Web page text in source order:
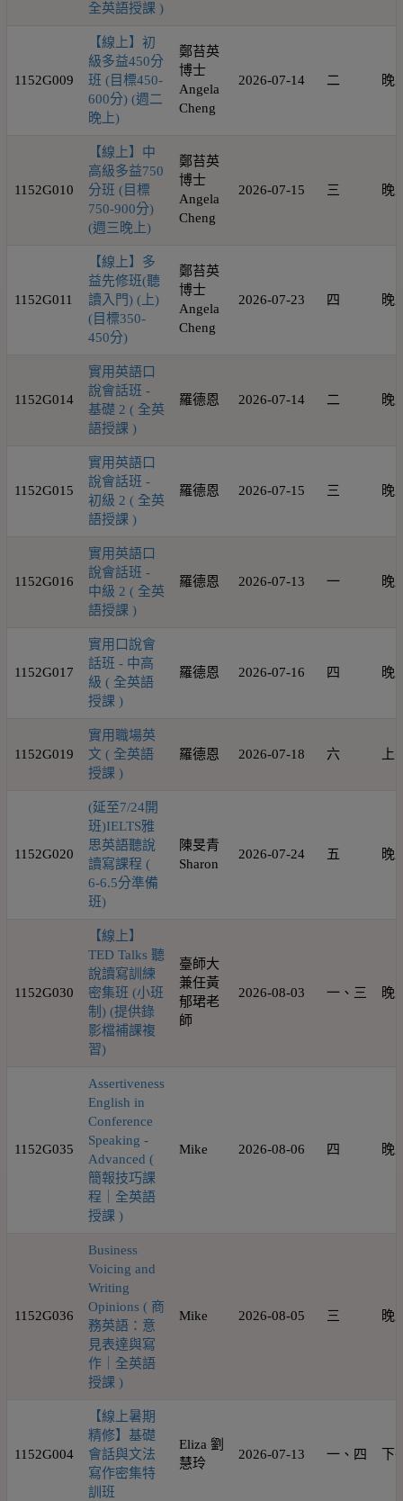
全英語授課 )
1152G009
【線上】初
級多益450分
班 (目標450-
600分) (週二
晚上)
鄭苔英
博士
Angela
Cheng
2026-07-14 二 晚
1152G010
【線上】中
高級多益750
分班 (目標
750-900分)
(週三晚上)
鄭苔英
博士
Angela
Cheng
2026-07-15 三 晚
1152G011
【線上】多
益先修班(聽
讀入門) (上)
(目標350-
450分)
鄭苔英
博士
Angela
Cheng
2026-07-23 四 晚
1152G014
實用英語口
說會話班 -
基礎 2 ( 全英
語授課 )
羅德恩 2026-07-14 二 晚
1152G015
實用英語口
說會話班 -
初級 2 ( 全英
語授課 )
羅德恩 2026-07-15 三 晚
1152G016
實用英語口
說會話班 -
中級 2 ( 全英
語授課 )
羅德恩 2026-07-13 一 晚
1152G017
實用口說會
話班 - 中高
級 ( 全英語
授課 )
羅德恩 2026-07-16 四 晚
1152G019
實用職場英
文 ( 全英語
授課 )
羅德恩 2026-07-18 六 上
1152G020
(延至7/24開
班)IELTS雅
思英語聽說
讀寫課程 (
6-6.5分準備
班)
陳旻青
Sharon
2026-07-24 五 晚
1152G030
【線上】
TED Talks 聽
說讀寫訓練
密集班 (小班
制) (提供錄
影檔補課複
習)
臺師大
兼任黃
郁珺老
師
2026-08-03 一、三 晚
1152G035
Assertiveness
English in
Conference
Speaking -
Advanced (
簡報技巧課
程｜全英語
授課 )
Mike 2026-08-06 四 晚
1152G036
Business
Voicing and
Writing
Opinions ( 商
務英語：意
見表達與寫
作｜全英語
授課 )
Mike 2026-08-05 三 晚
1152G004
【線上暑期
精修】基礎
會話與文法
寫作密集特
訓班
Eliza 劉
慧玲
2026-07-13 一、四 下